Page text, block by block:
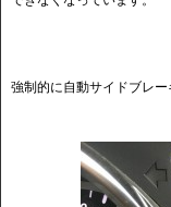
強制的に自動サイドブレー